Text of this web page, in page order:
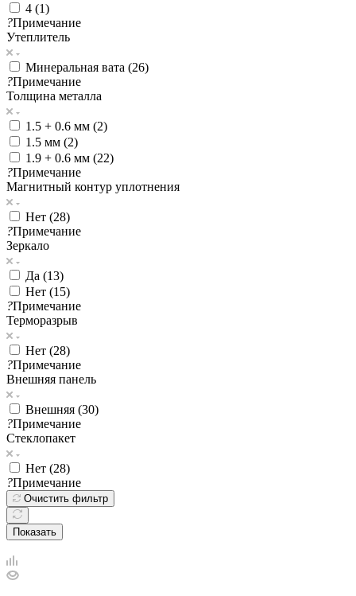
4 (1)
?Примечание
Утеплитель
Минеральная вата (26)
?Примечание
Толщина металла
1.5 + 0.6 мм (2)
1.5 мм (2)
1.9 + 0.6 мм (22)
?Примечание
Магнитный контур уплотнения
Нет (28)
?Примечание
Зеркало
Да (13)
Нет (15)
?Примечание
Терморазрыв
Нет (28)
?Примечание
Внешняя панель
Внешняя (30)
?Примечание
Стеклопакет
Нет (28)
?Примечание
Очистить фильтр
Показать